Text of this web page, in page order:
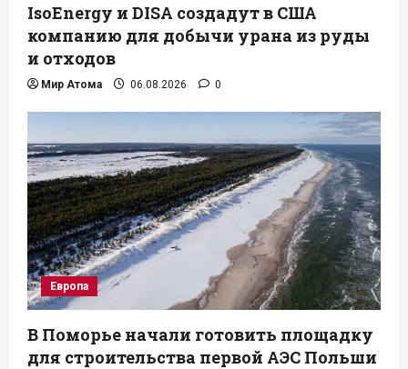
IsoEnergy и DISA создадут в США
компанию для добычи урана из руды
и отходов
Мир Атома 06.08.2026 0
Европа
В Поморье начали готовить площадку
для строительства первой АЭС Польши